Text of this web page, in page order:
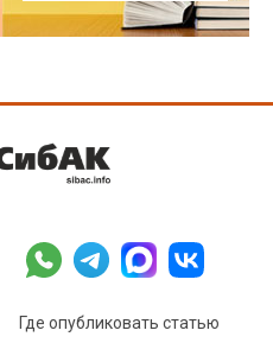
Где опубликовать статью